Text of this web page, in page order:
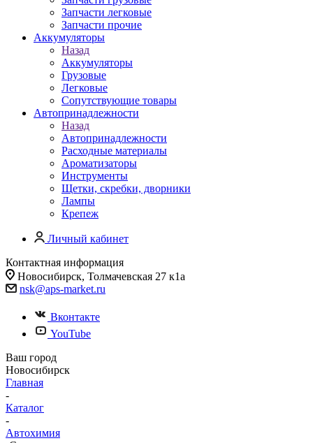
Запчасти легковые
Запчасти прочие
Аккумуляторы
Назад
Аккумуляторы
Грузовые
Легковые
Сопутствующие товары
Автопринадлежности
Назад
Автопринадлежности
Расходные материалы
Ароматизаторы
Инструменты
Щетки, скребки, дворники
Лампы
Крепеж
Личный кабинет
Контактная информация
Новосибирск, Толмачевская 27 к1а
nsk@aps-market.ru
Вконтакте
YouTube
Ваш город
Новосибирск
Главная
-
Каталог
-
Автохимия